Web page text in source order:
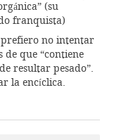
(su
franquista)
prefiero no intentar
de que “contiene
resultar pesado”.
la encíclica.